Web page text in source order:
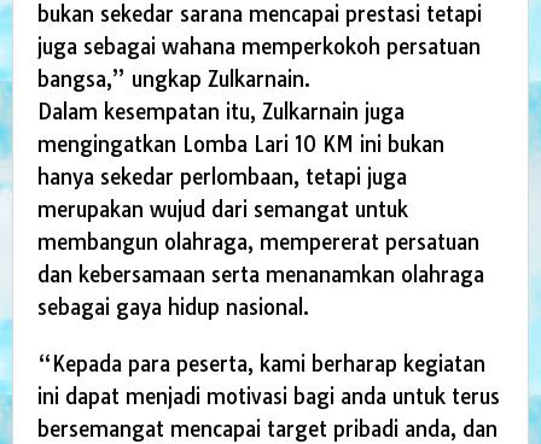
bukan sekedar sarana mencapai prestasi tetapi
juga sebagai wahana memperkokoh persatuan
bangsa,” ungkap Zulkarnain.
Dalam kesempatan itu, Zulkarnain juga
mengingatkan Lomba Lari 10 KM ini bukan
hanya sekedar perlombaan, tetapi juga
merupakan wujud dari semangat untuk
membangun olahraga, mempererat persatuan
dan kebersamaan serta menanamkan olahraga
sebagai gaya hidup nasional.
“Kepada para peserta, kami berharap kegiatan
ini dapat menjadi motivasi bagi anda untuk terus
bersemangat mencapai target pribadi anda, dan